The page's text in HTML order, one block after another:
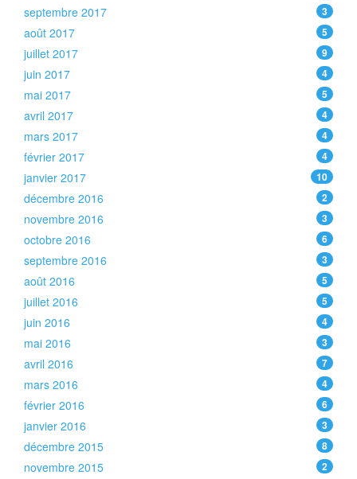
septembre 2017 3
août 2017 5
juillet 2017 9
juin 2017 4
mai 2017 5
avril 2017 4
mars 2017 4
février 2017 4
janvier 2017 10
décembre 2016 2
novembre 2016 3
octobre 2016 6
septembre 2016 3
août 2016 5
juillet 2016 5
juin 2016 4
mai 2016 3
avril 2016 7
mars 2016 4
février 2016 6
janvier 2016 3
décembre 2015 8
novembre 2015 2